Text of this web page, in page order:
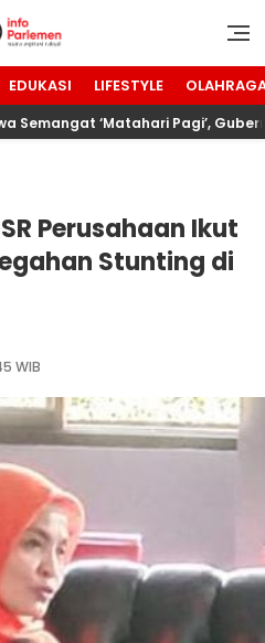
Rakyat
EDUKASI LIFESTYLE
‘Matahari Pagi’,
Perusahaan Ikut
Stunting di
WIB